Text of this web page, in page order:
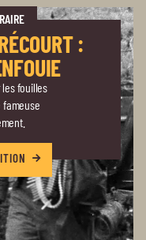
:
fouilles